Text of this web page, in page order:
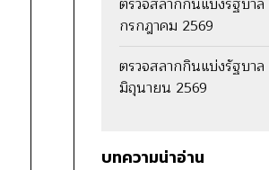
กรกฎาคม 2569
ตรวจสลากกินแบ่งรัฐบาล
มิถุนายน 2569
บทความน่าอ่าน